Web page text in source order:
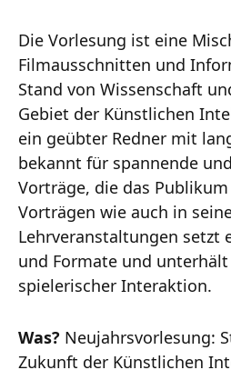
Die Vorlesung ist eine
Filmausschnitten und
Stand von Wissenschaft
Gebiet der Künstlichen
ein geübter Redner mit
bekannt für spannende
Vorträge, die das
Vorträgen wie auch in
Lehrveranstaltungen setzt
und Formate und
spielerischer Interaktion.
Was? Neujahrsvorlesung:
Zukunft der Künstlichen